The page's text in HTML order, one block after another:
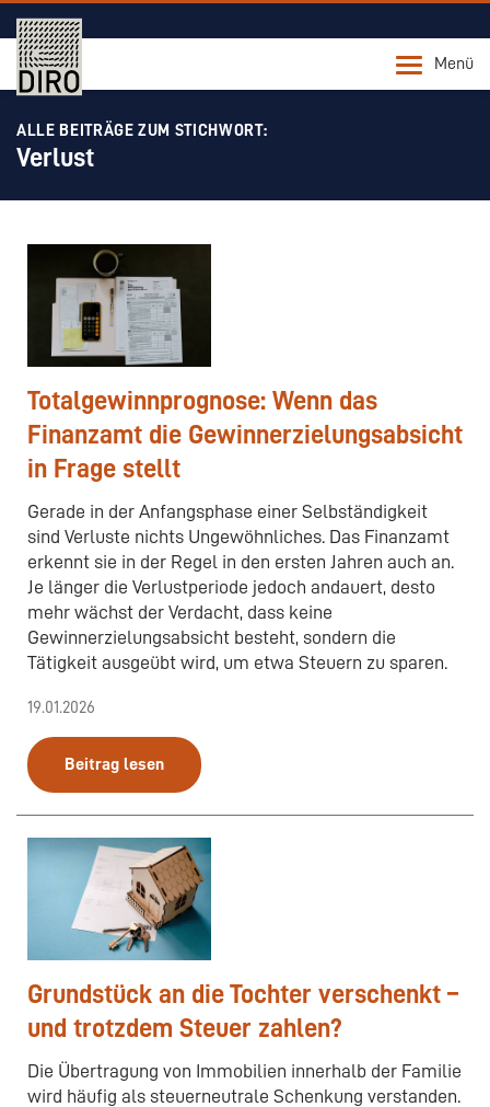
Menü
ALLE BEITRÄGE ZUM STICHWORT:
Verlust
Totalgewinnprognose: Wenn das
Finanzamt die Gewinnerzielungsabsicht
in Frage stellt
Gerade in der Anfangsphase einer Selbständigkeit
sind Verluste nichts Ungewöhnliches. Das Finanzamt
erkennt sie in der Regel in den ersten Jahren auch an.
Je länger die Verlustperiode jedoch andauert, desto
mehr wächst der Verdacht, dass keine
Gewinnerzielungsabsicht besteht, sondern die
Tätigkeit ausgeübt wird, um etwa Steuern zu sparen.
19.01.2026
Beitrag lesen
Grundstück an die Tochter verschenkt –
und trotzdem Steuer zahlen?
Die Übertragung von Immobilien innerhalb der Familie
wird häufig als steuerneutrale Schenkung verstanden.